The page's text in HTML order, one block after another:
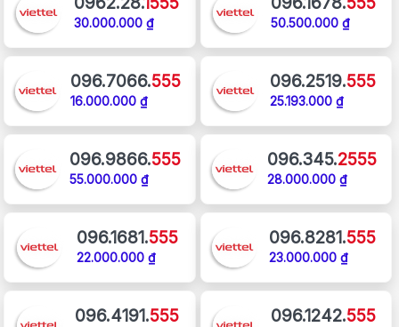
30.000.000 ₫ 50.500.000 ₫
096.7066.555
16.000.000 ₫
096.2519.555
25.193.000 ₫
096.9866.555
55.000.000 ₫
096.345.2555
28.000.000 ₫
096.1681.555
22.000.000 ₫
096.8281.555
23.000.000 ₫
096.4191.555 096.1242.555